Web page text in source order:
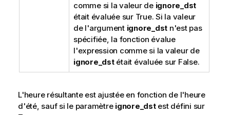
comme si la valeur de ignore_dst
était évaluée sur True. Si la valeur
de l'argument ignore_dst n'est pas
spécifiée, la fonction évalue
l'expression comme si la valeur de
ignore_dstétait évaluée sur False.
L'heure résultante est ajustée en fonction de l'heure
d'été, sauf si le paramètre ignore_dstest défini sur